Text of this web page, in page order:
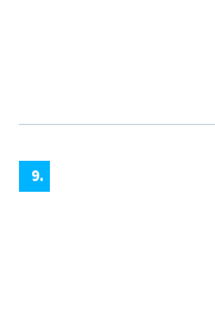
9.